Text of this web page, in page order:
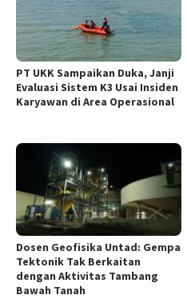
PT UKK Sampaikan Duka, Janji
Evaluasi Sistem K3 Usai Insiden
Karyawan di Area Operasional
Dosen Geofisika Untad: Gempa
Tektonik Tak Berkaitan
dengan Aktivitas Tambang
Bawah Tanah